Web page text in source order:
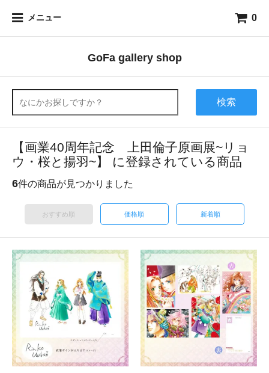
メニュー 0
GoFa gallery shop
検索
【画業40周年記念 上田倫子原画展~リョ
ウ・桜と揚羽~】 に登録されている商品
6件の商品が見つかりました
おすすめ順 価格順 新着順